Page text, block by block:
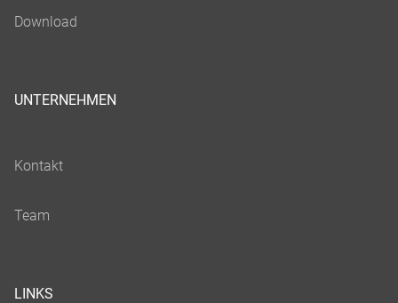
UNTERNEHMEN
LINKS